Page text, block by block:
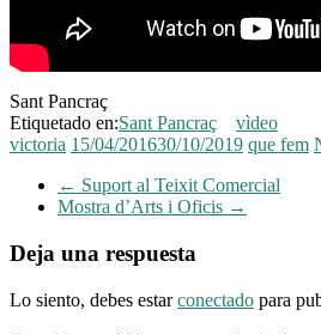
Sant Pancraç
Etiquetado en:Sant Pancraç
vìdeo
victoria 15/04/201630/10/2019 que fem
← Suport al Teixit Comercial
Mostra d’Arts i Oficis →
Deja una respuesta
Lo siento, debes estarconectado para